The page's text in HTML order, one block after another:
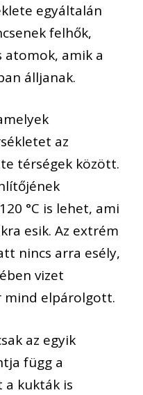
egyáltalán
felhők,
atomok, amik a
álljanak.
az
térségek között.
°C is lehet, ami
esik. Az extrém
nincs arra esély,
vizet
mind elpárolgott.
az egyik
függ a
a kukták is